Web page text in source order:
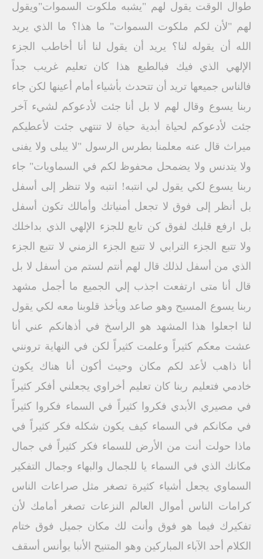
طوال الوقت يقول لهم "يشبه ملكوت السموات"ويقول
لهم "لأن لكم ملكوت السموات" ما هذا؟ ما الذي يريد
الله أن يقوله لنا؟ يريد أن يقول لنا أنا أخاطب الجزء
الإلهي الذي فيك فبالطبع هذا كان تعليم غريب جداً
فالناس جميعها تريد أن تتحدث بأشياء أمام أعينها لكن جاء
ربنا يسوع وقال لهم لا بل أنا جئت لأدعوكم لشيء آخر
جئت لأدعوكم لحياة أبدية حياة لا تنتهي جئت لأعطيكم
ميراث قال عنه معلمنا بطرس الرسول "لا يبلى ولا يفنى
ولا يتدنس ولا يضمحل محفوظ لكم في السماويات" جاء
ربنا يسوع لكي يقول لي انتبه! انتبه ولا تنظر إلى أسفل
بل أنظر إلى فوق لا تجعل أمنياتك وأمالك تكون أسفل
بل ارفع قلبك لفوق كن تابع للجزء الإلهي الذي بداخلك
ولا تتبع الجزء الترابي لا تتبع الجزء الزمني لا تتبع الجزء
الذي من أسفل لذلك قال لهم أنتم لستم من أسفل لا بل
قال أنا متى ارتفعت اجذب إلي الجميع ما أجمل مشهد
ربنا يسوع المسيح وهو صاعد ويأخذ قلوبنا معه لكي يقول
لنا اجعلوا هذا المشهد هو الراسخ في أذهانكم عني أنا
عشت معكم كثيراً وعلمت كثيراً لكن في النهاية ترونني
أنا ذاهب لأعد لكم مكان وحيث أكون أنا هناك يكون
خادمي فتعليم ربنا كان تعليم أخراوي يجعلني أفكر كثيراً
في مصيري الأبدي فكروا كثيراً في السماء فكروا كثيراً
في مكانكم في السماء كيف يكون شكله فكر كثيراً في
ماذا حولت أنت من الأرض للسماء فكر كثيراً في جمال
مكانك الذي في السماء يا للجمال والبهاء وجمال التفكير
السماوي يجعل أشياء كثيرة تصغر مثل صراعات الناس
كرامات الناس أموال العالم النزعات تصغر أمامك لأن
تفكيرك فيما هو فوق وأنت لك مكان جميل فوق ختام
الكلام أحد الآباء المباركين وهو المتنيح الأنبا يوأنس أسقف